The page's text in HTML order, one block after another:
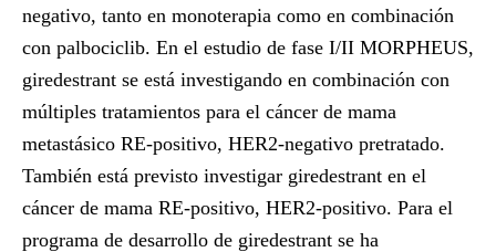
negativo, tanto en monoterapia como en combinación
con palbociclib. En el estudio de fase I/II MORPHEUS,
giredestrant se está investigando en combinación con
múltiples tratamientos para el cáncer de mama
metastásico RE-positivo, HER2-negativo pretratado.
También está previsto investigar giredestrant en el
cáncer de mama RE-positivo, HER2-positivo. Para el
programa de desarrollo de giredestrant se ha